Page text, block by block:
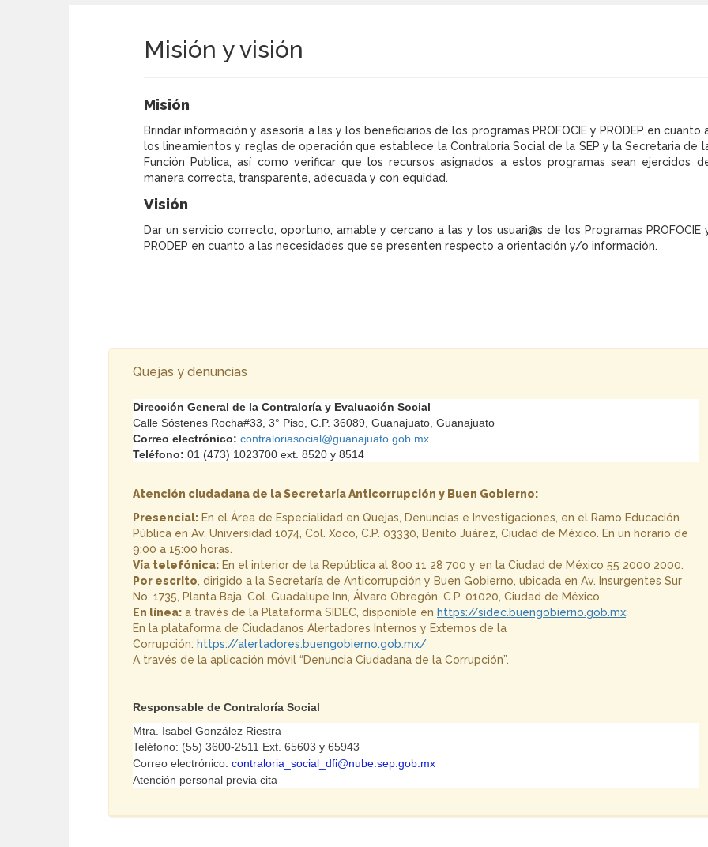
Misión y visión
Misión
Brindar información y asesoría a las y los beneficiarios de los programas PROFOCIE y PRODEP en cuanto
los lineamientos y reglas de operación que establece la Contraloría Social de la SEP y la Secretaria de
Función Publica, así como verificar que los recursos asignados a estos programas sean ejercidos
manera correcta, transparente, adecuada y con equidad.
Visión
Dar un servicio correcto, oportuno, amable y cercano a las y los usuari@s de los Programas PROFOCIE
PRODEP en cuanto a las necesidades que se presenten respecto a orientación y/o información.
Quejas y denuncias
Dirección General de la Contraloría y Evaluación Social
Calle Sóstenes Rocha#33, 3° Piso, C.P. 36089, Guanajuato, Guanajuato
Correo electrónico: contraloriasocial@guanajuato.gob.mx
Teléfono: 01 (473) 1023700 ext. 8520 y 8514
Atención ciudadana de la Secretaría Anticorrupción y Buen Gobierno:
Presencial: En el Área de Especialidad en Quejas, Denuncias e Investigaciones, en el Ramo Educación
Pública en Av. Universidad 1074, Col. Xoco, C.P. 03330, Benito Juárez, Ciudad de México. En un horario de
9:00 a 15:00 horas.
Vía telefónica: En el interior de la República al 800 11 28 700 y en la Ciudad de México 55 2000 2000.
Por escrito, dirigido a la Secretaría de Anticorrupción y Buen Gobierno, ubicada en Av. Insurgentes Sur
No. 1735, Planta Baja, Col. Guadalupe Inn, Álvaro Obregón, C.P. 01020, Ciudad de México.
En línea: a través de la Plataforma SIDEC, disponible en https://sidec.buengobierno.gob.mx;
En la plataforma de Ciudadanos Alertadores Internos y Externos de la
Corrupción: https://alertadores.buengobierno.gob.mx/
A través de la aplicación móvil “Denuncia Ciudadana de la Corrupción”.
Responsable de Contraloría Social
Mtra. Isabel González Riestra
Teléfono: (55) 3600-2511 Ext. 65603 y 65943
Correo electrónico: contraloria_social_dfi@nube.sep.gob.mx
Atención personal previa cita